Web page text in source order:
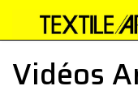
Vidéos